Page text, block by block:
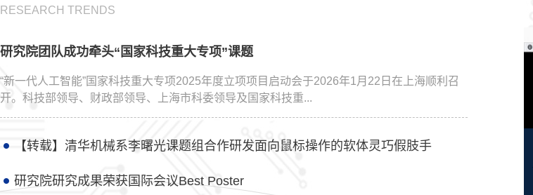
RESEARCH TRENDS
研究院团队成功牵头“国家科技重大专项”课题
“新一代人工智能”国家科技重大专项2025年度立项项目启动会于2026年1月22日在上海顺利召
开。科技部领导、财政部领导、上海市科委领导及国家科技重...
【转载】清华机械系李曙光课题组合作研发面向鼠标操作的软体灵巧假肢手
研究院研究成果荣获国际会议Best Poster